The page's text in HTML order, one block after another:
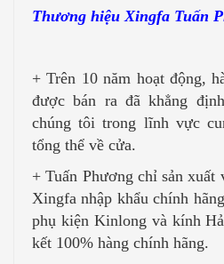
Thương hiệu Xingfa Tuấn
+ Trên 10 năm hoạt động,
được bán ra đã khẳng
chúng tôi trong lĩnh vực
tổng thể về cửa.
+ Tuấn Phương chỉ sản xuất
Xingfa nhập khẩu chính
phụ kiện Kinlong và kính
kết 100% hàng chính hãng.